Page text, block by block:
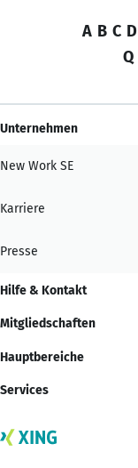
A B C D
Q
Unternehmen
New Work SE
Karriere
Presse
Hilfe & Kontakt
Mitgliedschaften
Hauptbereiche
Services